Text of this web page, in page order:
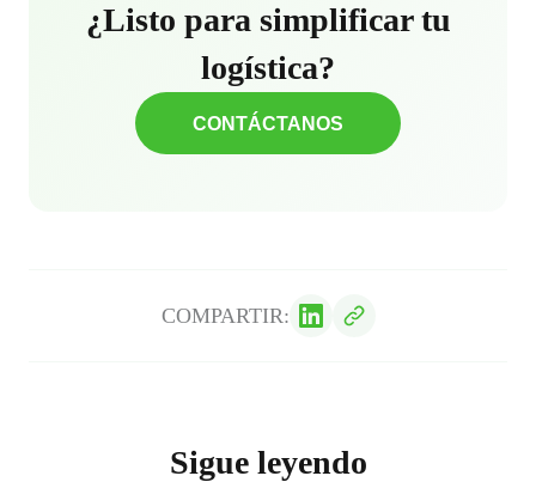
¿Listo para simplificar tu
logística?
CONTÁCTANOS
COMPARTIR:
Sigue leyendo